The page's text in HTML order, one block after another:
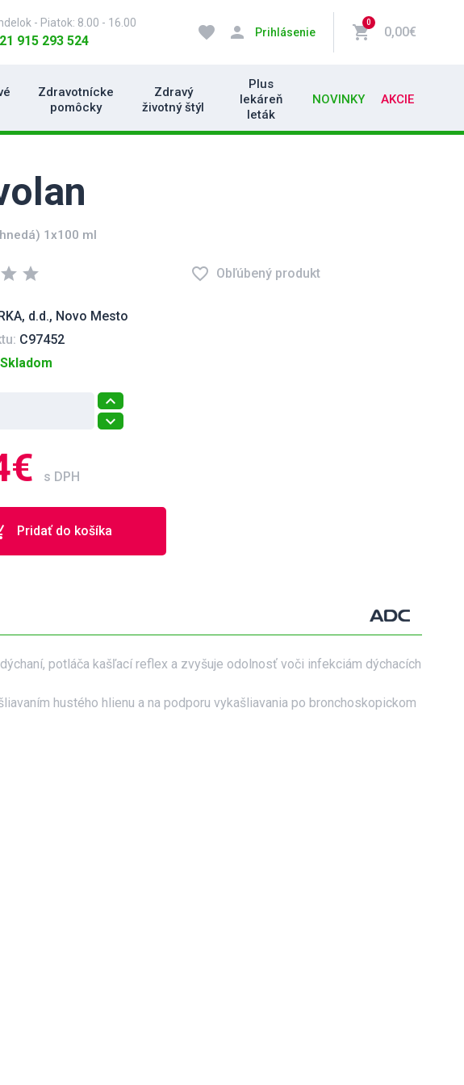
- Piatok: 8.00 - 16.00
915 293 524 favorite person Prihlásenie shopping_cart
0
0,00€
Zdravotnícke
pomôcky
Zdravý
životný štýl
Plus
lekáreň
leták
NOVINKY AKCIE
1x100 ml
star star favorite_border Obľúbený produkt
d.d., Novo Mesto
C97452
Skladom
s DPH
Pridať do košíka
potláča kašľací reflex a zvyšuje odolnosť voči infekciám dýchacích
hustého hlienu a na podporu vykašliavania po bronchoskopickom